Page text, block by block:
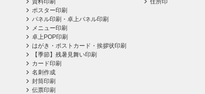
資料印刷
ポスター印刷
パネル印刷・卓上パネル印刷
メニュー印刷
卓上POP印刷
はがき・ポストカード・挨拶状印刷
【季節】残暑見舞い印刷
カード印刷
名刺作成
封筒印刷
伝票印刷
住所印